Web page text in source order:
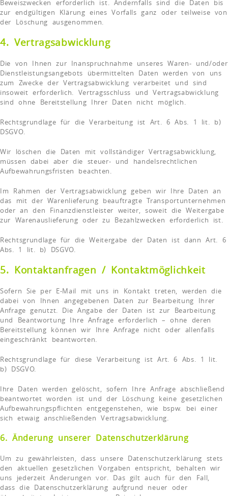
Beweiszwecken erforderlich ist. Andernfalls sind die Daten bis
zur endgültigen Klärung eines Vorfalls ganz oder teilweise von
der Löschung ausgenommen.
4. Vertragsabwicklung
Die von Ihnen zur Inanspruchnahme unseres Waren- und/oder
Dienstleistungsangebots übermittelten Daten werden von uns
zum Zwecke der Vertragsabwicklung verarbeitet und sind
insoweit erforderlich. Vertragsschluss und Vertragsabwicklung
sind ohne Bereitstellung Ihrer Daten nicht möglich.
Rechtsgrundlage für die Verarbeitung ist Art. 6 Abs. 1 lit. b)
DSGVO.
Wir löschen die Daten mit vollständiger Vertragsabwicklung,
müssen dabei aber die steuer- und handelsrechtlichen
Aufbewahrungsfristen beachten.
Im Rahmen der Vertragsabwicklung geben wir Ihre Daten an
das mit der Warenlieferung beauftragte Transportunternehmen
oder an den Finanzdienstleister weiter, soweit die Weitergabe
zur Warenauslieferung oder zu Bezahlzwecken erforderlich ist.
Rechtsgrundlage für die Weitergabe der Daten ist dann Art. 6
Abs. 1 lit. b) DSGVO.
5. Kontaktanfragen / Kontaktmöglichkeit
Sofern Sie per E-Mail mit uns in Kontakt treten, werden die
dabei von Ihnen angegebenen Daten zur Bearbeitung Ihrer
Anfrage genutzt. Die Angabe der Daten ist zur Bearbeitung
und Beantwortung Ihre Anfrage erforderlich – ohne deren
Bereitstellung können wir Ihre Anfrage nicht oder allenfalls
eingeschränkt beantworten.
Rechtsgrundlage für diese Verarbeitung ist Art. 6 Abs. 1 lit.
b) DSGVO.
Ihre Daten werden gelöscht, sofern Ihre Anfrage abschließend
beantwortet worden ist und der Löschung keine gesetzlichen
Aufbewahrungspflichten entgegenstehen, wie bspw. bei einer
sich etwaig anschließenden Vertragsabwicklung.
6. Änderung unserer Datenschutzerklärung
Um zu gewährleisten, dass unsere Datenschutzerklärung stets
den aktuellen gesetzlichen Vorgaben entspricht, behalten wir
uns jederzeit Änderungen vor. Das gilt auch für den Fall,
dass die Datenschutzerklärung aufgrund neuer oder